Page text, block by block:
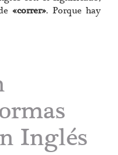
«correr». Porque hay
Inglés